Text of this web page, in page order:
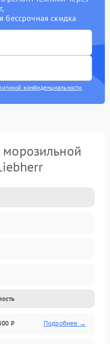
бессрочная скидка
конфиденциальности
₽ Подробнее →